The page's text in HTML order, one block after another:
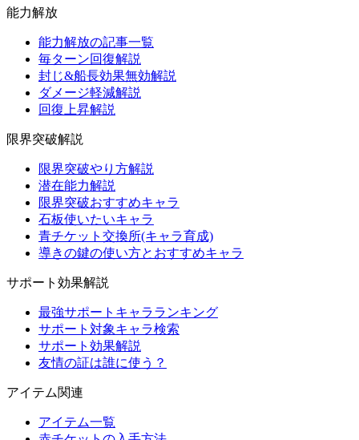
能力解放
能力解放の記事一覧
毎ターン回復解説
封じ&船長効果無効解説
ダメージ軽減解説
回復上昇解説
限界突破解説
限界突破やり方解説
潜在能力解説
限界突破おすすめキャラ
石板使いたいキャラ
青チケット交換所(キャラ育成)
導きの鍵の使い方とおすすめキャラ
サポート効果解説
最強サポートキャラランキング
サポート対象キャラ検索
サポート効果解説
友情の証は誰に使う？
アイテム関連
アイテム一覧